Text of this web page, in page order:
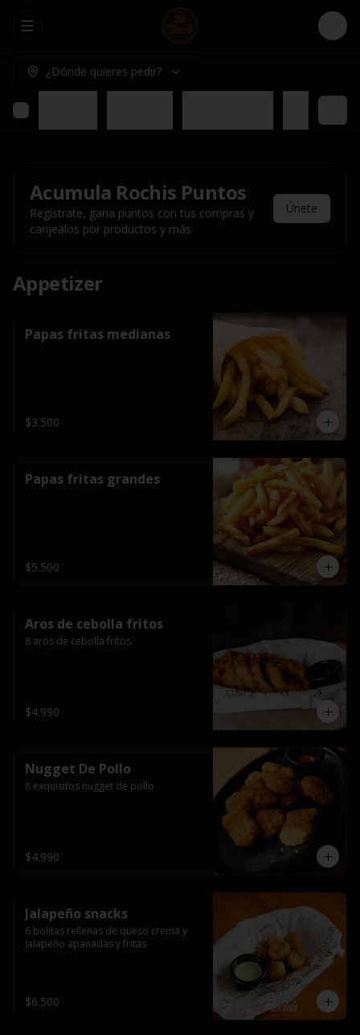
Abrir menu de navegación Login
¿Dónde quieres pedir?
Acumula Rochis Puntos
Regístrate, gana puntos con tus compras y
canjealos por productos y más
Únete
Appetizer
Papas fritas medianas
$3.500
Papas fritas grandes
$5.500
Aros de cebolla fritos
8 aros de cebolla fritos.
$4.990
Nugget De Pollo
8 exquisitos nugget de pollo
$4.990
Jalapeño snacks
6 bolitas rellenas de queso crema y
jalapeño apanadas y fritas
$6.500